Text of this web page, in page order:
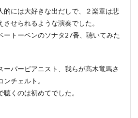
的には大好きな出だしで、２楽章は悲
させられるような演奏でした。
ートーベンのソナタ27番、聴いてみた
ーパーピアニスト、我らが髙木竜馬さ
チェルト。
くのは初めてでした。